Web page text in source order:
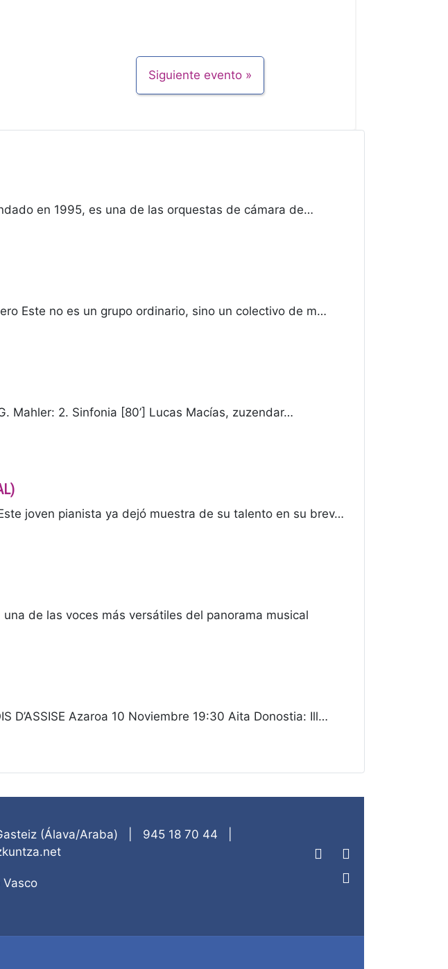
Siguiente evento
en 1995, es una de las orquestas de cámara de…
Este no es un grupo ordinario, sino un colectivo de m…
Mahler: 2. Sinfonia [80’] Lucas Macías, zuzendar…
joven pianista ya dejó muestra de su talento en su brev…
una de las voces más versátiles del panorama musical
D’ASSISE Azaroa 10 Noviembre 19:30 Aita Donostia: Ill…
(Álava/Araba) 945 18 70 44